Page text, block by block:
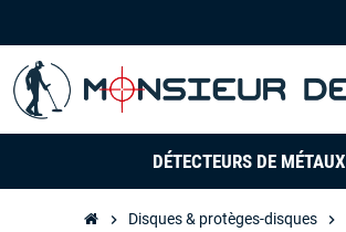
DÉTECTEURS DE MÉTAUX
chevron_right Disques & protèges-disques chevron_right